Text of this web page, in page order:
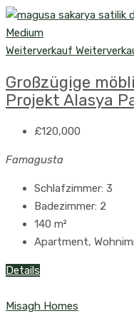
Weiterverkauf
Großzügige
Projekt Alasya
£120,000
Famagusta
Schlafzimmer: 3
Badezimmer: 2
140 m²
Apartment,
Details
Misagh Homes